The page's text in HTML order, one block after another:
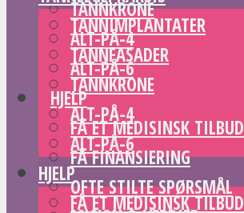
TANNKRONE
ALT-PÅ-4
ALT-PÅ-6
HJELP
FÅ ET MEDISINSK TILBUD
FÅ FINANSIERING
OFTE STILTE SPØRSMÅL
TANNIMPLANTATER
TANNFASADER
TANNKRONE
ALT-PÅ-4
ALT-PÅ-6
HJELP
FÅ ET MEDISINSK TILBUD